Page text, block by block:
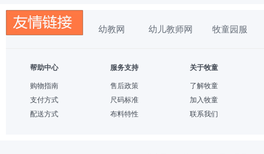
幼教网 幼儿教师网 牧童园服
帮助中心
购物指南
支付方式
配送方式
服务支持
售后政策
尺码标准
布料特性
关于牧童
了解牧童
加入牧童
联系我们